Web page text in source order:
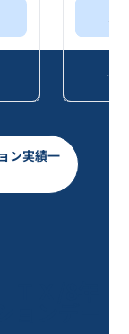
ス
セ
ン実績一